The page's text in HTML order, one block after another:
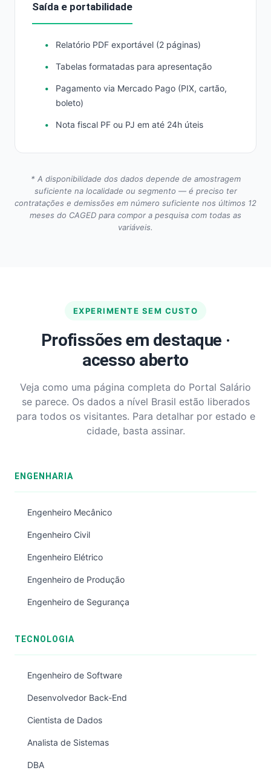
Saída e portabilidade
Relatório PDF exportável (2 páginas)
Tabelas formatadas para apresentação
Pagamento via Mercado Pago (PIX, cartão,
boleto)
Nota fiscal PF ou PJ em até 24h úteis
* A disponibilidade dos dados depende de amostragem
suficiente na localidade ou segmento — é preciso ter
contratações e demissões em número suficiente nos últimos 12
meses do CAGED para compor a pesquisa com todas as
variáveis.
EXPERIMENTE SEM CUSTO
Profissões em destaque ·
acesso aberto
Veja como uma página completa do Portal Salário
se parece. Os dados a nível Brasil estão liberados
para todos os visitantes. Para detalhar por estado e
cidade, basta assinar.
ENGENHARIA
Engenheiro Mecânico
Engenheiro Civil
Engenheiro Elétrico
Engenheiro de Produção
Engenheiro de Segurança
TECNOLOGIA
Engenheiro de Software
Desenvolvedor Back-End
Cientista de Dados
Analista de Sistemas
DBA